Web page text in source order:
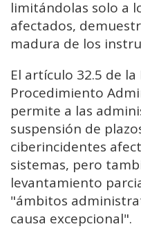
limitándolas solo a
afectados,
madura de los
El artículo 32.5 de la
Procedimiento
permite a las
suspensión de
ciberincidentes
sistemas, pero
levantamiento
"ámbitos
causa excepcional".